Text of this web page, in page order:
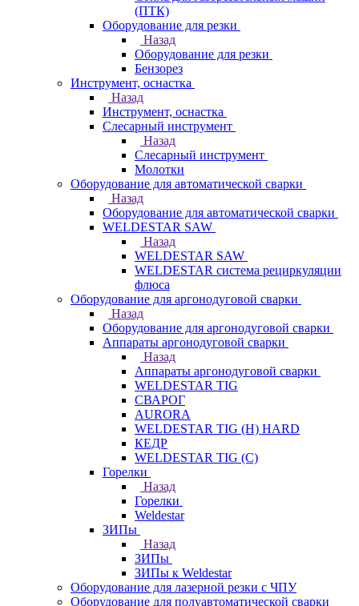
(ПТК)
Оборудование для резки
Назад
Оборудование для резки
Бензорез
Инструмент, оснастка
Назад
Инструмент, оснастка
Слесарный инструмент
Назад
Слесарный инструмент
Молотки
Оборудование для автоматической сварки
Назад
Оборудование для автоматической сварки
WELDESTAR SAW
Назад
WELDESTAR SAW
WELDESTAR система рециркуляции
флюса
Оборудование для аргонодуговой сварки
Назад
Оборудование для аргонодуговой сварки
Аппараты аргонодуговой сварки
Назад
Аппараты аргонодуговой сварки
WELDESTAR TIG
СВАРОГ
AURORA
WELDESTAR TIG (H) HARD
КЕДР
WELDESTAR TIG (С)
Горелки
Назад
Горелки
Weldestar
ЗИПы
Назад
ЗИПы
ЗИПы к Weldestar
Оборудование для лазерной резки с ЧПУ
Оборудование для полуавтоматической сварки